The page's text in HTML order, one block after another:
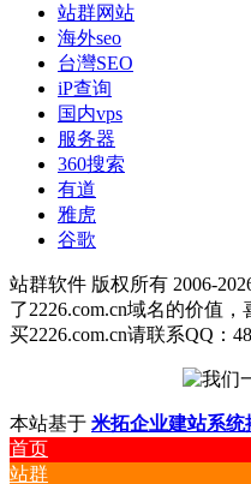
站群网站
海外seo
台灣SEO
iP查询
国内vps
服务器
360搜索
有道
雅虎
谷歌
站群软件 版权所有 2006-
了2226.com.cn域名的价值
买2226.com.cn请联系QQ：
本站基于 米拓企业建站系统
首页
站群